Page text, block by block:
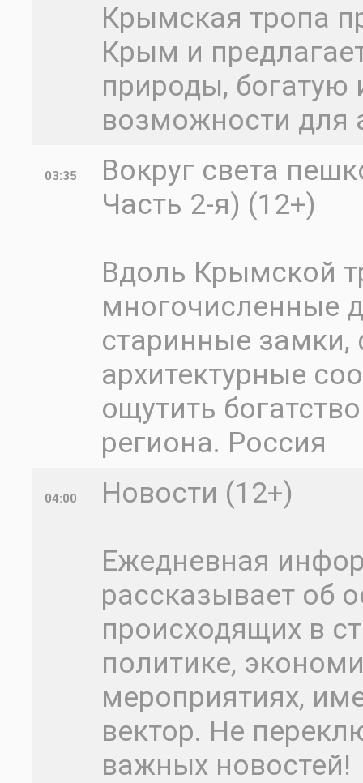
Крымская тропа
Крым и
природы,
возможности для
03:35
Вокруг света
Часть 2-я) (12+)
Вдоль Крымской
многочисленные
старинные
архитектурные
ощутить
региона. Россия
04:00
Новости (12+)
Ежедневная
рассказывает об
происходящих в
политике,
мероприятиях,
вектор. Не
важных новостей!